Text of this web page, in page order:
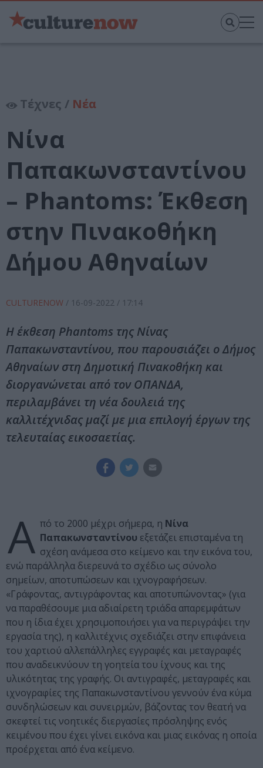
Τέχνες / Νέα
Νίνα
Παπακωνσταντίνου
– Phantoms: Έκθεση
στην Πινακοθήκη
Δήμου Αθηναίων
CULTURENOW / 16-09-2022 / 17:14
Η έκθεση Phantoms της Νίνας
Παπακωνσταντίνου, που παρουσιάζει ο Δήμος
Αθηναίων στη Δημοτική Πινακοθήκη και
διοργανώνεται από τον ΟΠΑΝΔΑ,
περιλαμβάνει τη νέα δουλειά της
καλλιτέχνιδας μαζί με μια επιλογή έργων της
τελευταίας εικοσαετίας.
Α πό το 2000 μέχρι σήμερα, η Νίνα
Παπακωνσταντίνου εξετάζει επισταμένα τη
σχέση ανάμεσα στο κείμενο και την εικόνα του,
ενώ παράλληλα διερευνά το σχέδιο ως σύνολο
σημείων, αποτυπώσεων και ιχνογραφήσεων.
«Γράφοντας, αντιγράφοντας και αποτυπώνοντας» (για
να παραθέσουμε μια αδιαίρετη τριάδα απαρεμφάτων
που η ίδια έχει χρησιμοποιήσει για να περιγράψει την
εργασία της), η καλλιτέχνις σχεδιάζει στην επιφάνεια
του χαρτιού αλλεπάλληλες εγγραφές και μεταγραφές
που αναδεικνύουν τη γοητεία του ίχνους και της
υλικότητας της γραφής. Οι αντιγραφές, μεταγραφές και
ιχνογραφίες της Παπακωνσταντίνου γεννούν ένα κύμα
συνδηλώσεων και συνειρμών, βάζοντας τον θεατή να
σκεφτεί τις νοητικές διεργασίες πρόσληψης ενός
κειμένου που έχει γίνει εικόνα και μιας εικόνας η οποία
προέρχεται από ένα κείμενο.